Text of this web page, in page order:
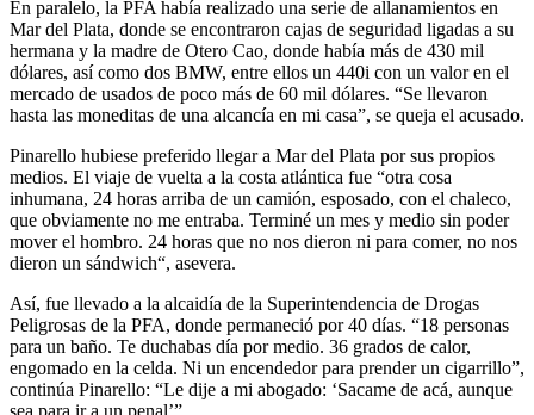
En paralelo, la PFA había realizado una serie de allanamientos en
Mar del Plata, donde se encontraron cajas de seguridad ligadas a su
hermana y la madre de Otero Cao, donde había más de 430 mil
dólares, así como dos BMW, entre ellos un 440i con un valor en el
mercado de usados de poco más de 60 mil dólares. “Se llevaron
hasta las moneditas de una alcancía en mi casa”, se queja el acusado.
Pinarello hubiese preferido llegar a Mar del Plata por sus propios
medios. El viaje de vuelta a la costa atlántica fue “otra cosa
inhumana, 24 horas arriba de un camión, esposado, con el chaleco,
que obviamente no me entraba. Terminé un mes y medio sin poder
mover el hombro. 24 horas que no nos dieron ni para comer, no nos
dieron un sándwich“, asevera.
Así, fue llevado a la alcaidía de la Superintendencia de Drogas
Peligrosas de la PFA, donde permaneció por 40 días. “18 personas
para un baño. Te duchabas día por medio. 36 grados de calor,
engomado en la celda. Ni un encendedor para prender un cigarrillo”,
continúa Pinarello: “Le dije a mi abogado: ‘Sacame de acá, aunque
sea para ir a un penal’”.